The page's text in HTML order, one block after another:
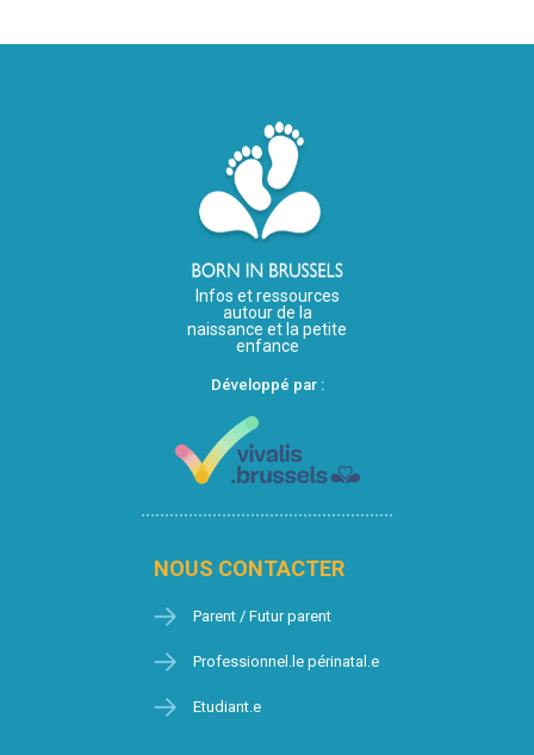
Infos et ressources
autour de la
naissance et la petite
enfance
Développé par :
NOUS CONTACTER
Parent / Futur parent
Professionnel.le périnatal.e
Etudiant.e